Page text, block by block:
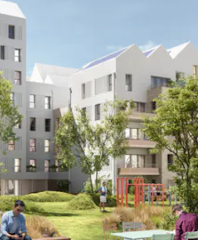
09
juillet 2026
RÉSULTATS FINANCIERS
1er